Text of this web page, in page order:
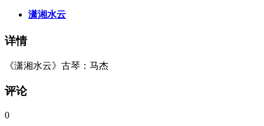
潇湘水云
详情
《潇湘水云》古琴：马杰
评论
0